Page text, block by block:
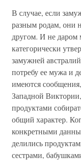
В случае, если
разным родам, они
другом. И не даром
категорически
замужней
потребу ее мужа и
имеются
Западной
продуктами
общий характер.
конкретными
делились
сестрами,